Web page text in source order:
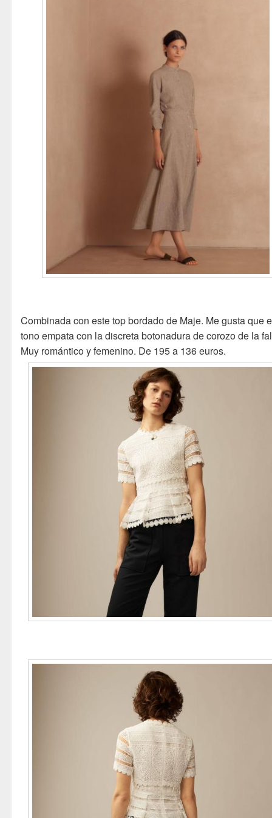
Combinada con este top bordado de Maje. Me gusta que
tono empata con la discreta botonadura de corozo de la
Muy romántico y femenino. De 195 a 136 euros.